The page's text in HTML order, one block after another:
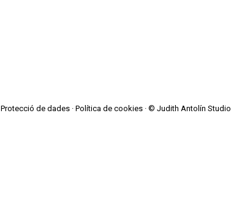
Protecció de dades· Política de cookies· © Judith Antolín Studio